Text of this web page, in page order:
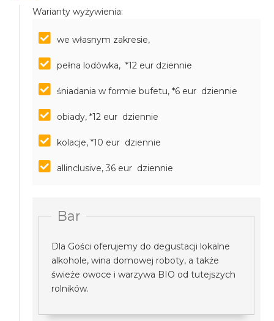
Warianty wyżywienia:
we własnym zakresie,
pełna lodówka, *12 eur dziennie
śniadania w formie bufetu, *6 eur dziennie
obiady, *12 eur dziennie
kolacje, *10 eur dziennie
allinclusive, 36 eur dziennie
Bar
Dla Gości oferujemy do degustacji lokalne
alkohole, wina domowej roboty, a także
świeże owoce i warzywa BIO od tutejszych
rolników.